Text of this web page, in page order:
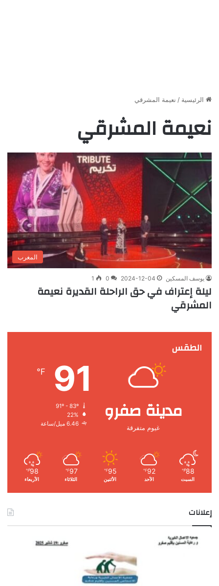
الرئيسية / نعيمة المشرقي
نعيمة المشرقي
المغرب
يوسف المسكين 2024-12-04
0
1
ليلة إعتراف في حق الراحلة القديرة نعيمة
المشرقي
الطقس
مدينة صفرو
غيوم متفرقة
91
℉
22%
6.46 ميل/ساعة
88
℉
السبت
92
℉
الأحد
95
℉
الأثنين
97
℉
الثلاثاء
98
℉
الأربعاء
إعلانات